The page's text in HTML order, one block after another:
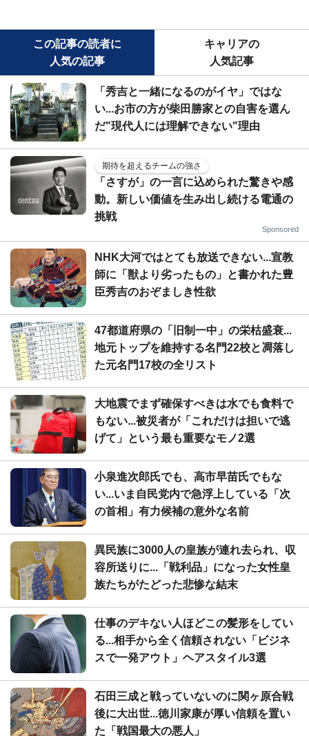
この記事の読者に
人気の記事
キャリアの
人気記事
「秀吉と一緒になるのがイヤ」ではな
い...お市の方が柴田勝家との自害を選ん
だ"現代人には理解できない"理由
期待を超えるチームの強さ
「さすが」の一言に込められた驚きや感
動。新しい価値を生み出し続ける電通の
挑戦
Sponsored
NHK大河ではとても放送できない...宣教
師に「獣より劣ったもの」と書かれた豊
臣秀吉のおぞましき性欲
47都道府県の「旧制一中」の栄枯盛衰...
地元トップを維持する名門22校と凋落し
た元名門17校の全リスト
大地震でまず確保すべきは水でも食料で
もない...被災者が「これだけは担いで逃
げて」という最も重要なモノ2選
小泉進次郎氏でも、高市早苗氏でもな
い...いま自民党内で急浮上している「次
の首相」有力候補の意外な名前
異民族に3000人の皇族が連れ去られ、収
容所送りに...「戦利品」になった女性皇
族たちがたどった悲惨な結末
仕事のデキない人ほどこの髪形をしてい
る...相手から全く信頼されない「ビジネ
スで一発アウト」ヘアスタイル3選
石田三成と戦っていないのに関ヶ原合戦
後に大出世...徳川家康が厚い信頼を置い
た「戦国最大の悪人」